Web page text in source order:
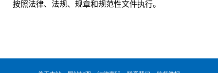
按照法律、法规、规章和规范性文件执行。